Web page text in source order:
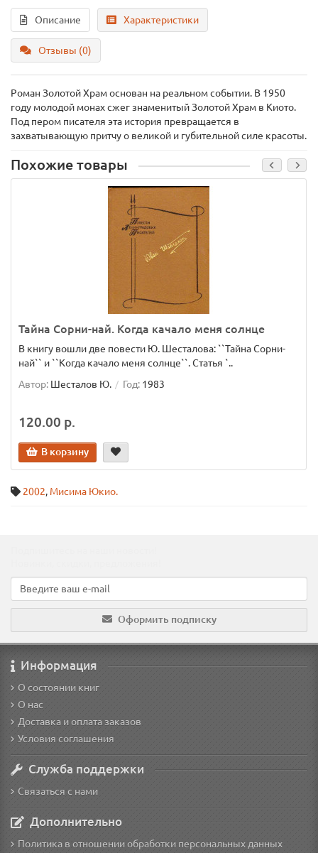
Описание Характеристики
Отзывы (0)
Роман Золотой Храм основан на реальном событии. В 1950
году молодой монах сжег знаменитый Золотой Храм в Киото.
Под пером писателя эта история превращается в
захватывающую притчу о великой и губительной силе красоты.
Похожие товары
Тайна Сорни-най. Когда качало меня солнце
В книгу вошли две повести Ю. Шесталова: ``Тайна Сорни-
най`` и ``Когда качало меня солнце``. Статья `..
Автор: Шесталов Ю. Год: 1983
120.00 р.
В корзину
2002, Мисима Юкио.
Оформить подписку
Информация
О состоянии книг
О нас
Доставка и оплата заказов
Условия соглашения
Служба поддержки
Связаться с нами
Дополнительно
Политика в отношении обработки персональных данных